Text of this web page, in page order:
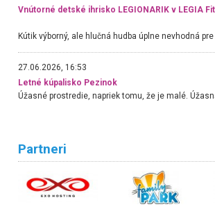
Vnútorné detské ihrisko LEGIONARIK v LEGIA
27.06.2026, 16:53
Letné kúpalisko Pezinok
Partneri